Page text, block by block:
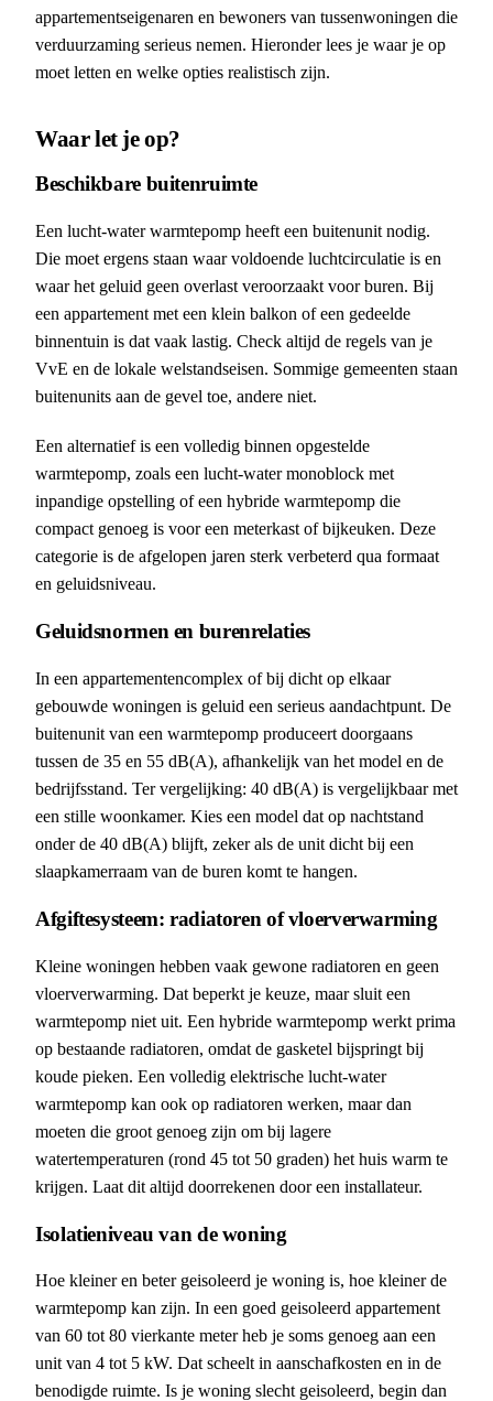
appartementseigenaren en bewoners van tussenwoningen die
verduurzaming serieus nemen. Hieronder lees je waar je op
moet letten en welke opties realistisch zijn.
Waar let je op?
Beschikbare buitenruimte
Een lucht-water warmtepomp heeft een buitenunit nodig.
Die moet ergens staan waar voldoende luchtcirculatie is en
waar het geluid geen overlast veroorzaakt voor buren. Bij
een appartement met een klein balkon of een gedeelde
binnentuin is dat vaak lastig. Check altijd de regels van je
VvE en de lokale welstandseisen. Sommige gemeenten staan
buitenunits aan de gevel toe, andere niet.
Een alternatief is een volledig binnen opgestelde
warmtepomp, zoals een lucht-water monoblock met
inpandige opstelling of een hybride warmtepomp die
compact genoeg is voor een meterkast of bijkeuken. Deze
categorie is de afgelopen jaren sterk verbeterd qua formaat
en geluidsniveau.
Geluidsnormen en burenrelaties
In een appartementencomplex of bij dicht op elkaar
gebouwde woningen is geluid een serieus aandachtpunt. De
buitenunit van een warmtepomp produceert doorgaans
tussen de 35 en 55 dB(A), afhankelijk van het model en de
bedrijfsstand. Ter vergelijking: 40 dB(A) is vergelijkbaar met
een stille woonkamer. Kies een model dat op nachtstand
onder de 40 dB(A) blijft, zeker als de unit dicht bij een
slaapkamerraam van de buren komt te hangen.
Afgiftesysteem: radiatoren of vloerverwarming
Kleine woningen hebben vaak gewone radiatoren en geen
vloerverwarming. Dat beperkt je keuze, maar sluit een
warmtepomp niet uit. Een hybride warmtepomp werkt prima
op bestaande radiatoren, omdat de gasketel bijspringt bij
koude pieken. Een volledig elektrische lucht-water
warmtepomp kan ook op radiatoren werken, maar dan
moeten die groot genoeg zijn om bij lagere
watertemperaturen (rond 45 tot 50 graden) het huis warm te
krijgen. Laat dit altijd doorrekenen door een installateur.
Isolatieniveau van de woning
Hoe kleiner en beter geisoleerd je woning is, hoe kleiner de
warmtepomp kan zijn. In een goed geisoleerd appartement
van 60 tot 80 vierkante meter heb je soms genoeg aan een
unit van 4 tot 5 kW. Dat scheelt in aanschafkosten en in de
benodigde ruimte. Is je woning slecht geisoleerd, begin dan